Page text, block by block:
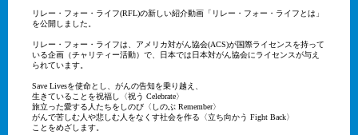
リレー・フォー・ライフ(RFL)の新しい紹介動画「リレー・フォー・ライフとは」
を公開しました。
リレー・フォー・ライフは、アメリカ対がん協会(ACS)が国際ライセンスを持って
いる企画（チャリティー活動）で、日本では日本対がん協会にライセンスが与え
られています。
Save Livesを使命とし、がんの告知を乗り越え、
生きていることを祝福し〈祝う Celebrate〉
旅立った愛する人たちをしのび〈しのぶ Remember〉
がんで苦しむ人や悲しむ人をなくす社会を作る〈立ち向かう Fight Back〉
ことをめざします。